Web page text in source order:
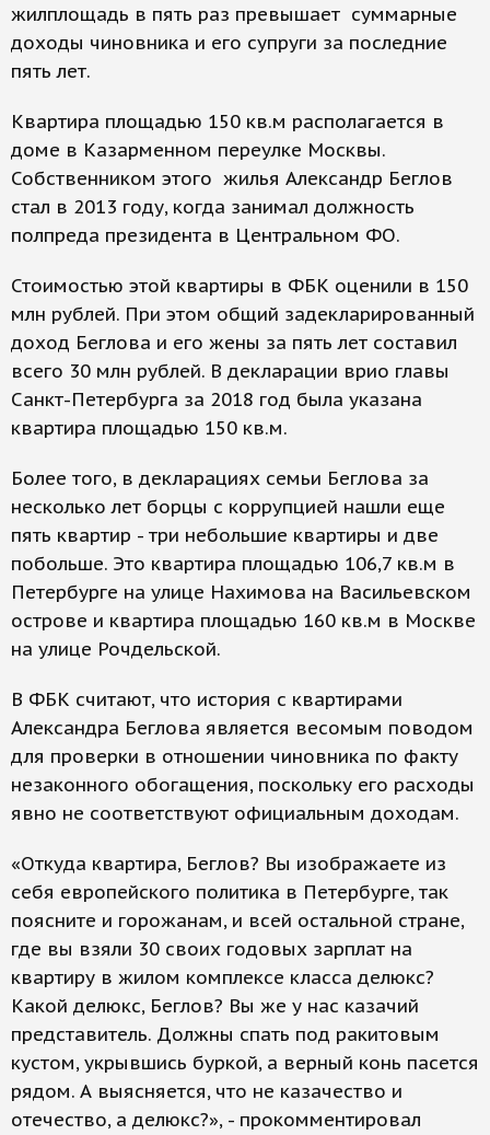
жилплощадь в пять раз превышает суммарные
доходы чиновника и его супруги за последние
пять лет.
Квартира площадью 150 кв.м располагается в
доме в Казарменном переулке Москвы.
Собственником этого жилья Александр Беглов
стал в 2013 году, когда занимал должность
полпреда президента в Центральном ФО.
Стоимостью этой квартиры в ФБК оценили в 150
млн рублей. При этом общий задекларированный
доход Беглова и его жены за пять лет составил
всего 30 млн рублей. В декларации врио главы
Санкт-Петербурга за 2018 год была указана
квартира площадью 150 кв.м.
Более того, в декларациях семьи Беглова за
несколько лет борцы с коррупцией нашли еще
пять квартир - три небольшие квартиры и две
побольше. Это квартира площадью 106,7 кв.м в
Петербурге на улице Нахимова на Васильевском
острове и квартира площадью 160 кв.м в Москве
на улице Рочдельской.
В ФБК считают, что история с квартирами
Александра Беглова является весомым поводом
для проверки в отношении чиновника по факту
незаконного обогащения, поскольку его расходы
явно не соответствуют официальным доходам.
«Откуда квартира, Беглов? Вы изображаете из
себя европейского политика в Петербурге, так
поясните и горожанам, и всей остальной стране,
где вы взяли 30 своих годовых зарплат на
квартиру в жилом комплексе класса делюкс?
Какой делюкс, Беглов? Вы же у нас казачий
представитель. Должны спать под ракитовым
кустом, укрывшись буркой, а верный конь пасется
рядом. А выясняется, что не казачество и
отечество, а делюкс?», - прокомментировал